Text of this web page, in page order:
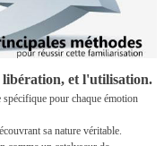
libération, et l'utilisation.
spécifique pour chaque émotion
sa nature véritable.